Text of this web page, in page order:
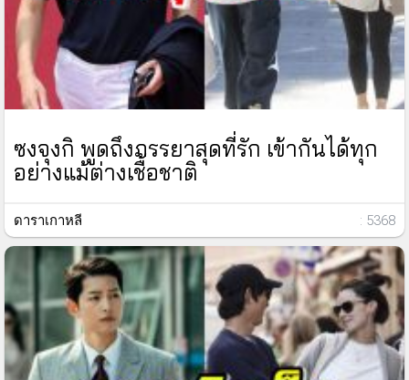
ซงจุงกิ พูดถึงภรรยาสุดที่รัก เข้ากันได้ทุก
อย่างแม้ต่างเชื้อชาติ
ดาราเกาหลี : 5368